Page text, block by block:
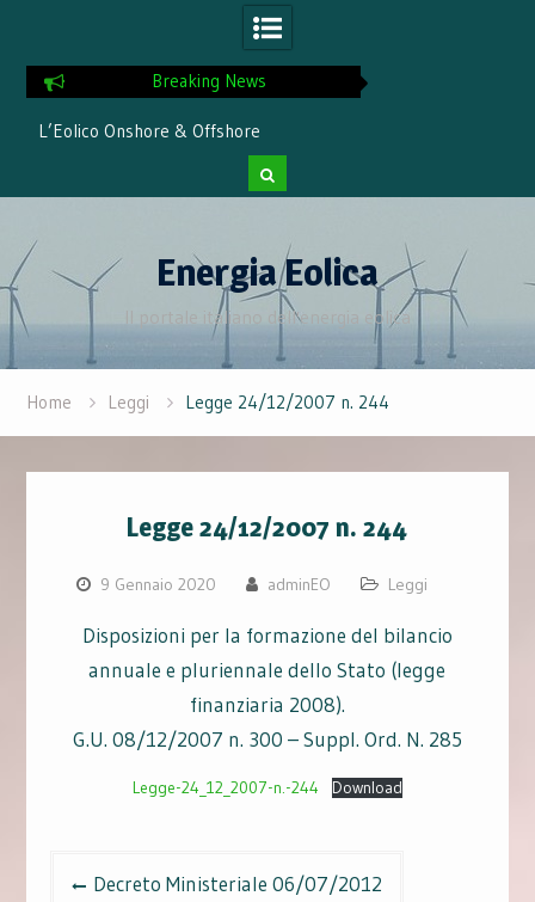
Breaking News
L’Eolico Onshore & Offshore
content
Energia Eolica
Il portale italiano dell'energia eolica
Home Leggi Legge 24/12/2007 n. 244
Legge 24/12/2007 n. 244
9 Gennaio 2020 adminEO Leggi
Disposizioni per la formazione del bilancio
annuale e pluriennale dello Stato (legge
finanziaria 2008).
G.U. 08/12/2007 n. 300 – Suppl. Ord. N. 285
Legge-24_12_2007-n.-244 Download
Decreto Ministeriale 06/07/2012